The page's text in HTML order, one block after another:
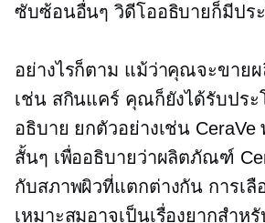
ซับซ้อนอื่นๆ วิดีโออธิบายก็มีปร
อย่างไรก็ตาม แม้ว่าคุณจะขาย
เช่น สกินแคร์ คุณก็ยังได้รับประ
อธิบาย ยกตัวอย่างเช่น CeraVe
สั้นๆ เพื่ออธิบายว่าผลิตภัณฑ์
กับสภาพผิวที่แตกต่างกัน การเ
เหมาะสมอาจเป็นเรื่องยากสำห